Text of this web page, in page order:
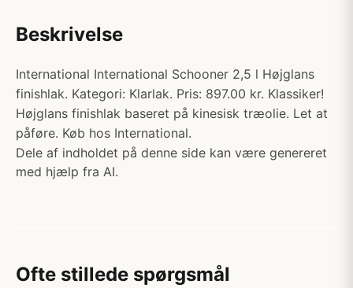
Beskrivelse
International International Schooner 2,5 l Højglans
finishlak. Kategori: Klarlak. Pris: 897.00 kr. Klassiker!
Højglans finishlak baseret på kinesisk træolie. Let at
påføre. Køb hos International.
Dele af indholdet på denne side kan være genereret
med hjælp fra AI.
Ofte stillede spørgsmål